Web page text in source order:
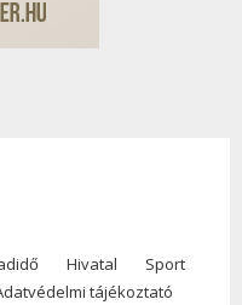
Hivatal
Sport
tájékoztató